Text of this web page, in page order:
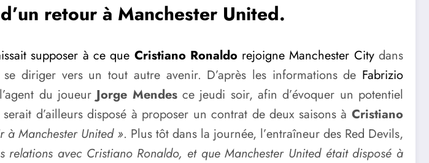
retour à Manchester United.
supposer à ce que Cristiano Ronaldorejoigne Manchester Citydans
diriger vers un tout autre avenir. D’après les informations de Fabrizio
du joueurJorge Mendesce jeudi soir, afin d’évoquer un potentiel
d’ailleurs disposé à proposer un contrat de deux saisons àCristiano
à Manchester United ». Plus tôt dans la journée, l’entraîneur des Red Devils,
relations avec Cristiano Ronaldo, et que Manchester United était disposé à